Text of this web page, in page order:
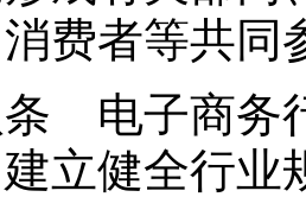
费者等共同
子商务行
立健全行业